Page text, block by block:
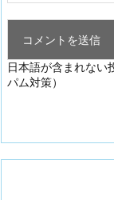
日本語が含まれない
パム対策）